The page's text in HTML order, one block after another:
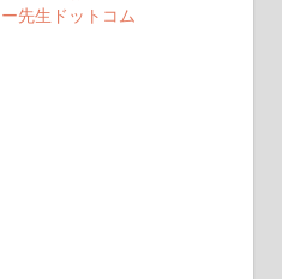
ー先生ドットコム